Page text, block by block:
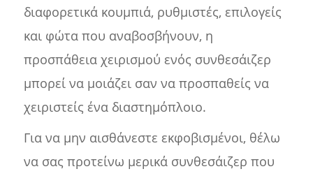
διαφορετικά κουμπιά, ρυθμιστές, επιλογείς
και φώτα που αναβοσβήνουν, η
προσπάθεια χειρισμού ενός συνθεσάιζερ
μπορεί να μοιάζει σαν να προσπαθείς να
χειριστείς ένα διαστημόπλοιο.
Για να μην αισθάνεστε εκφοβισμένοι, θέλω
να σας προτείνω μερικά συνθεσάιζερ που